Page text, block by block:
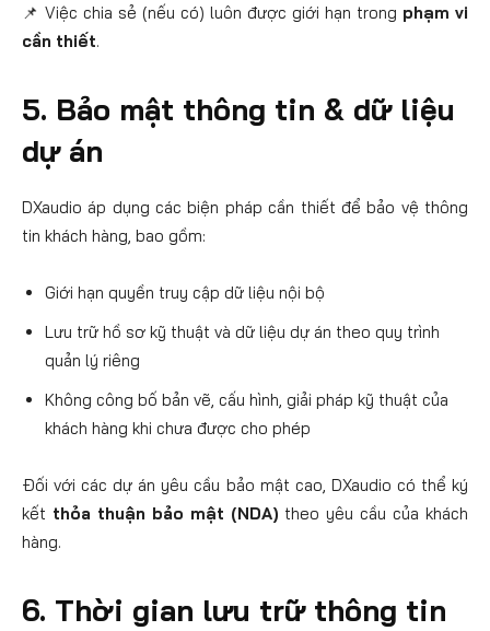
📌 Việc chia sẻ (nếu có) luôn được giới hạn trong phạm vi
cần thiết.
5. Bảo mật thông tin & dữ liệu
dự án
DXaudio áp dụng các biện pháp cần thiết để bảo vệ thông
tin khách hàng, bao gồm:
Giới hạn quyền truy cập dữ liệu nội bộ
Lưu trữ hồ sơ kỹ thuật và dữ liệu dự án theo quy trình
quản lý riêng
Không công bố bản vẽ, cấu hình, giải pháp kỹ thuật của
khách hàng khi chưa được cho phép
Đối với các dự án yêu cầu bảo mật cao, DXaudio có thể ký
kết thỏa thuận bảo mật (NDA) theo yêu cầu của khách
hàng.
6. Thời gian lưu trữ thông tin